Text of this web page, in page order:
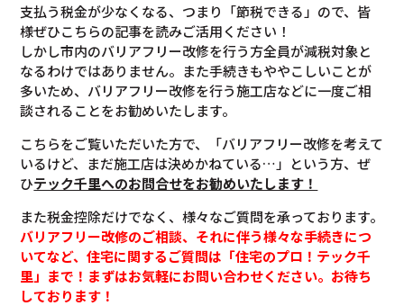
支払う税金が少なくなる、つまり「節税できる」ので、皆
様ぜひこちらの記事を読みご活用ください！
しかし市内のバリアフリー改修を行う方全員が減税対象と
なるわけではありません。また手続きもややこしいことが
多いため、バリアフリー改修を行う施工店などに一度ご相
談されることをお勧めいたします。
こちらをご覧いただいた方で、「バリアフリー改修を考えて
いるけど、まだ施工店は決めかねている…」という方、ぜ
ひテック千里へのお問合せをお勧めいたします！
また税金控除だけでなく、様々なご質問を承っております。
バリアフリー改修のご相談、それに伴う様々な手続きにつ
いてなど、住宅に関するご質問は「住宅のプロ！テック千
里」まで！まずはお気軽にお問い合わせください。お待ち
しております！